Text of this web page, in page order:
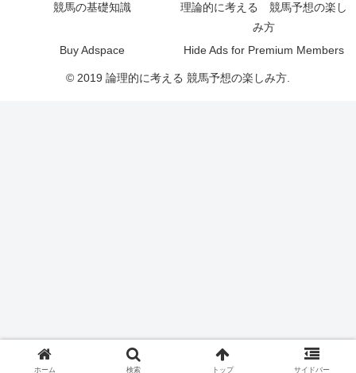
競馬の基礎知識
理論的に考える 競馬予想の楽し
み方
Buy Adspace
Hide Ads for Premium Members
© 2019 論理的に考える 競馬予想の楽しみ方.
ホーム 検索 トップ サイドバー